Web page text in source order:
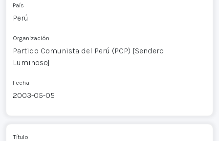
País
Perú
Organización
Partido Comunista del Perú (PCP) [Sendero
Luminoso]
Fecha
2003-05-05
Título